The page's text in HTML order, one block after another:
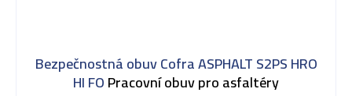
Bezpečnostná obuv Cofra ASPHALT S2PS HRO
HI FOPracovní obuv pro asfaltéry